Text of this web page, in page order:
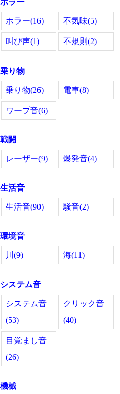
ホラー
ホラー(16) 不気味(5)
叫び声(1) 不規則(2)
乗り物
乗り物(26) 電車(8)
ワープ音(6)
戦闘
レーザー(9) 爆発音(4)
生活音
生活音(90) 騒音(2)
環境音
川(9) 海(11)
システム音
システム音
(53)
クリック音
(40)
目覚まし音
(26)
機械